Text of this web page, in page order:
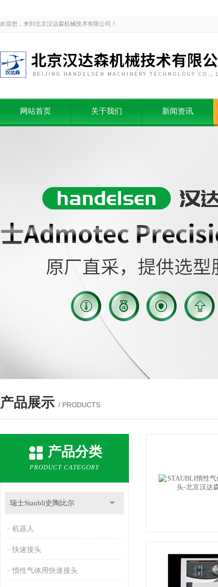
欢迎您，来到北京汉达森机械技术有限公司！
网站首页 关于我们 新闻资讯
产品展示 / PRODUCTS
产品分类
PRODUCT CATEGORY
瑞士Staubli史陶比尔
机器人
快速接头
惰性气体用快速接头